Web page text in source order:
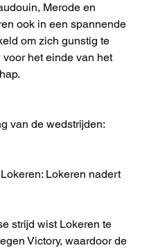
Merode en
ook in een spannende
om zich gunstig te
voor het einde van het
van de wedstrijden:
Lokeren nadert
strijd wist Lokeren te
Victory, waardoor de